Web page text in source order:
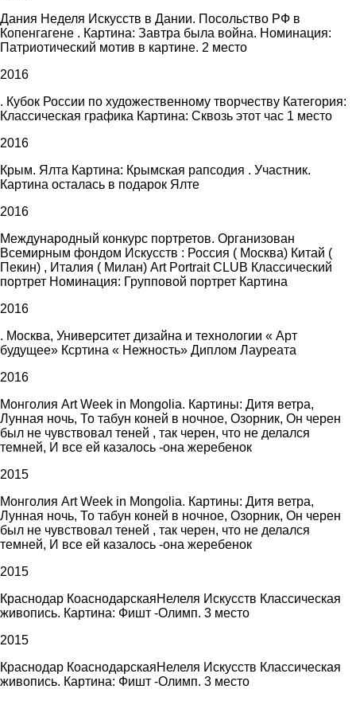
Дания Неделя Искусств в Дании. Посольство РФ в
Копенгагене . Картина: Завтра была война. Номинация:
Патриотический мотив в картине. 2 место
2016
. Кубок России по художественному творчеству Категория:
Классическая графика Картина: Сквозь этот час 1 место
2016
Крым. Ялта Картина: Крымская рапсодия . Участник.
Картина осталась в подарок Ялте
2016
Международный конкурс портретов. Организован
Всемирным фондом Искусств : Россия ( Москва) Китай (
Пекин) , Италия ( Милан) Art Portrait CLUB Классический
портрет Номинация: Групповой портрет Картина
2016
. Москва, Университет дизайна и технологии « Арт
будущее» Ксртина « Нежность» Диплом Лауреата
2016
Монголия Art Week in Mongolia. Картины: Дитя ветра,
Лунная ночь, То табун коней в ночное, Озорник, Он черен
был не чувствовал теней , так черен, что не делался
темней, И все ей казалось -она жеребенок
2015
Монголия Art Week in Mongolia. Картины: Дитя ветра,
Лунная ночь, То табун коней в ночное, Озорник, Он черен
был не чувствовал теней , так черен, что не делался
темней, И все ей казалось -она жеребенок
2015
Краснодар КоаснодарскаяНелеля Искусств Классическая
живопись. Картина: Фишт -Олимп. 3 место
2015
Краснодар КоаснодарскаяНелеля Искусств Классическая
живопись. Картина: Фишт -Олимп. 3 место